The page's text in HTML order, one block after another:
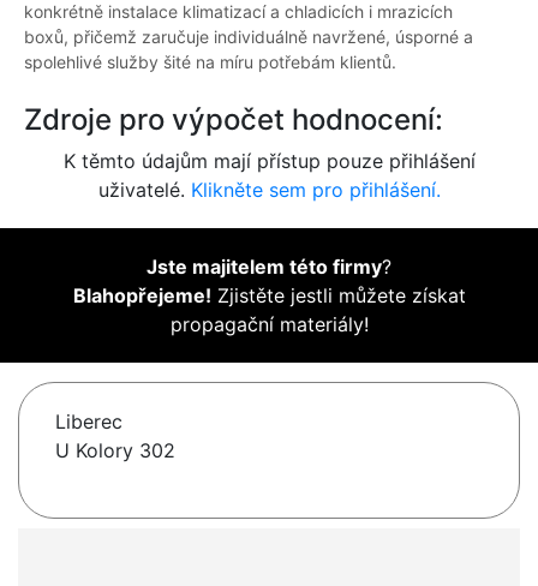
konkrétně instalace klimatizací a chladicích i mrazicích
boxů, přičemž zaručuje individuálně navržené, úsporné a
spolehlivé služby šité na míru potřebám klientů.
Zdroje pro výpočet hodnocení:
K těmto údajům mají přístup pouze přihlášení
uživatelé. Klikněte sem pro přihlášení.
Jste majitelem této firmy?
Blahopřejeme! Zjistěte jestli můžete získat
propagační materiály!
Liberec
U Kolory 302